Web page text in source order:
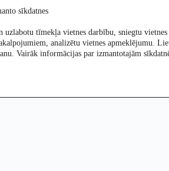
Par mums
sīkdatnes
tīmekļa vietnes darbību, sniegtu vietnes
analizētu vietnes apmeklējumu.
Vairāk informācijas par izmantotajām